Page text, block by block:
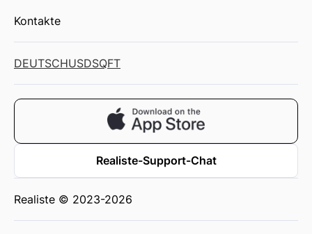
Kontakte
DEUTSCHUSDSQFT
Realiste-Support-Chat
Realiste © 2023-2026